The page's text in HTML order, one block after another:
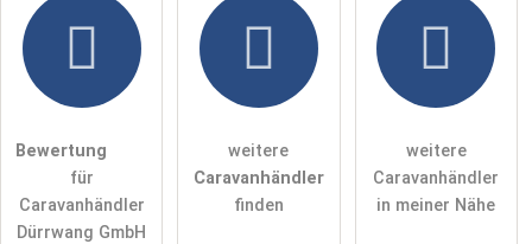
Bewertung
für
Caravanhändler
Dürrwang GmbH
weitere
Caravanhändler
finden
weitere
Caravanhändler
in meiner Nähe